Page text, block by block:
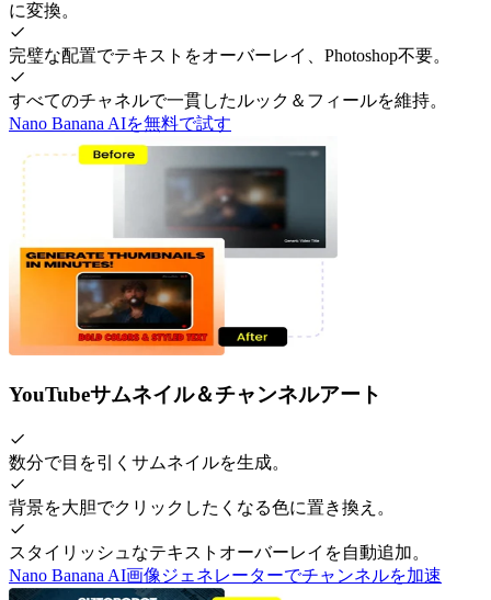
に変換。
完璧な配置でテキストをオーバーレイ、Photoshop不要。
すべてのチャネルで一貫したルック＆フィールを維持。
Nano Banana AIを無料で試す
YouTubeサムネイル＆チャンネルアート
数分で目を引くサムネイルを生成。
背景を大胆でクリックしたくなる色に置き換え。
スタイリッシュなテキストオーバーレイを自動追加。
Nano Banana AI画像ジェネレーターでチャンネルを加速